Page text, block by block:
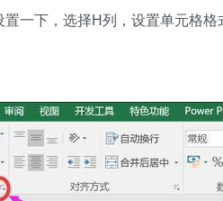
一下，选择H列，设置单元格